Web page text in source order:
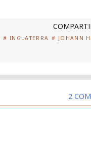
# INGLATERRA # JOHANN
2